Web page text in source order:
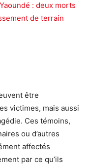
Yaoundé : deux morts
de terrain
être
victimes, mais aussi
Ces témoins,
ou d’autres
affectés
par ce qu’ils